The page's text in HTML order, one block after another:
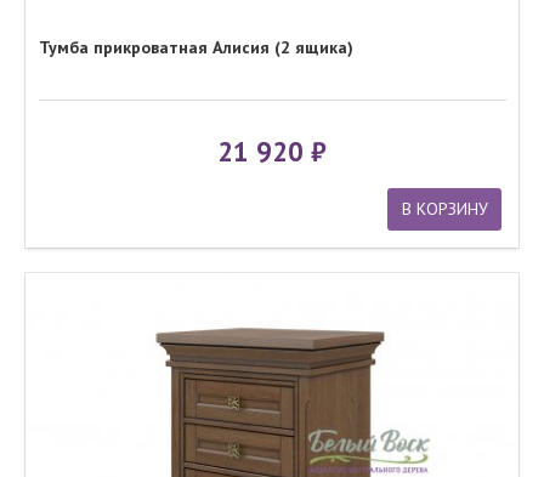
Тумба прикроватная Алисия (2 ящика)
21 920
В КОРЗИНУ